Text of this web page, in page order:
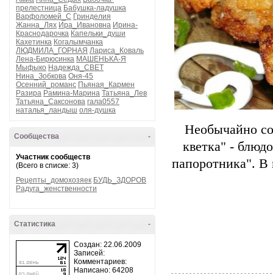
прелестница Бабушка-ладушка
Варфоломей_С Гринделия
Жанна_Лях Ира_Ивановна Ирина-
Краснодарочка Капельки_души
Кахетинка Когалымчанка
ЛЮДМИЛА_ГОРНАЯ Лариса_Коваль
Лена-Бирюсинка МАШЕНЬКА-Я
Мыфыко Надежда_СВЕТ
Нина_Зобкова Оня-45
Осенний_романс Пьяная_Кармен
Разира Рамина-Марина Татьяна_Лев
Татьяна_Саксонова гала0557
наталья_ландыш оля-душка
-
Сообщества
Участник сообществ
(Всего в списке: 3)
Рецепты_домохозяек БУДЬ_ЗДОРОВ
Радуга_женственности
-
Статистика
Создан: 22.06.2009
Записей:
Комментариев:
Написано: 64208
Необычайно
кветка" -
папоротника". В